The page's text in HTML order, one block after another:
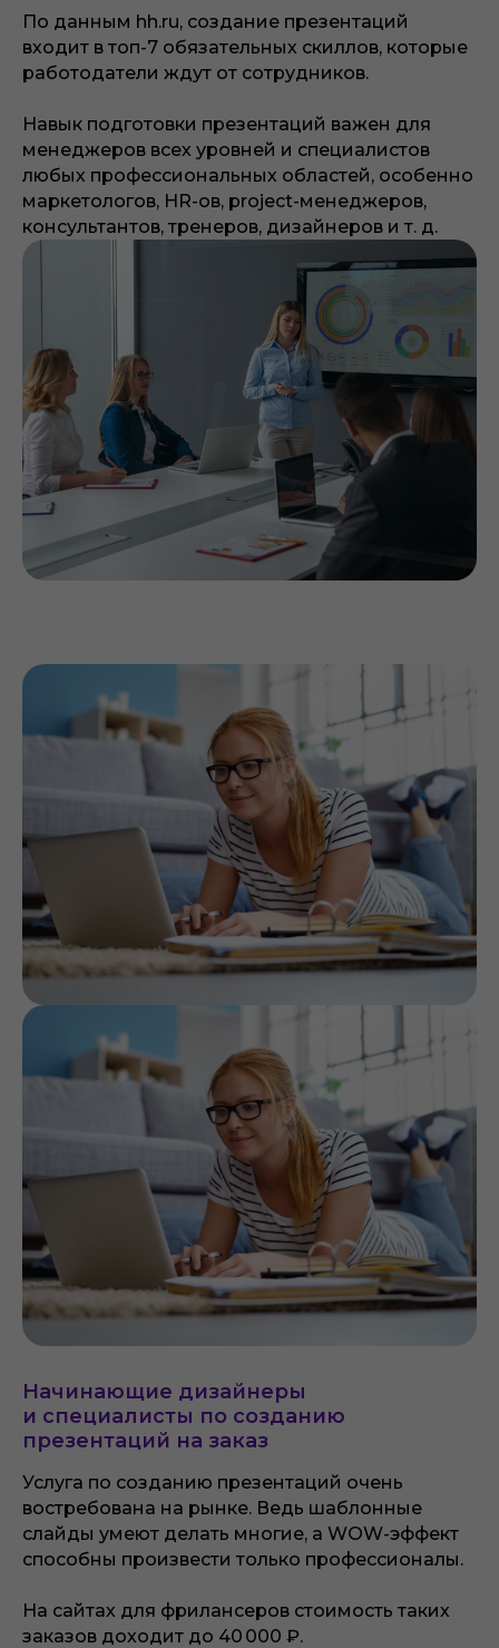
По данным hh.ru, создание презентаций
входит в топ-7 обязательных скиллов, которые
работодатели ждут от сотрудников.
Навык подготовки презентаций важен для
менеджеров всех уровней и специалистов
любых профессиональных областей, особенно
маркетологов, HR-ов, project-менеджеров,
консультантов, тренеров, дизайнеров и т. д.
Начинающие дизайнеры
и специалисты по созданию
презентаций на заказ
Услуга по созданию презентаций очень
востребована на рынке. Ведь шаблонные
слайды умеют делать многие, а WOW-эффект
способны произвести только профессионалы.
На сайтах для фрилансеров стоимость таких
заказов доходит до 40 000 ₽.
ПРОГРАММА КУРСА